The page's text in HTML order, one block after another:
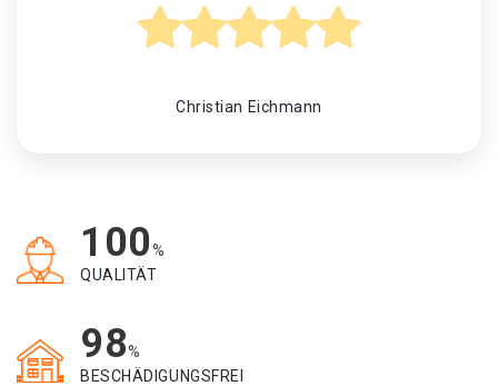
Christian Eichmann
100%
QUALITÄT
98%
BESCHÄDIGUNGSFREI